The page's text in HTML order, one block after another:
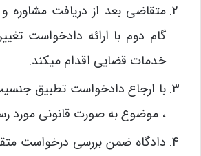
متقاضی بعد از دریافت مشاوره
گام دوم با ارائه دادخواست
خدمات قضایی اقدام میکند.
با ارجاع دادخواست تطبیق
، موضوع به صورت قانونی مورد
دادگاه ضمن بررسی درخواست